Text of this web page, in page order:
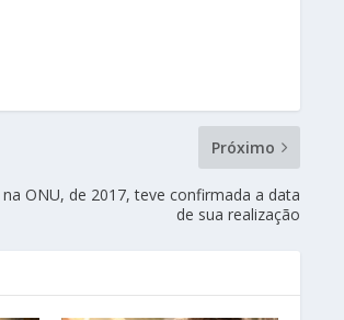
Próximo
na ONU, de 2017, teve confirmada a data
de sua realização